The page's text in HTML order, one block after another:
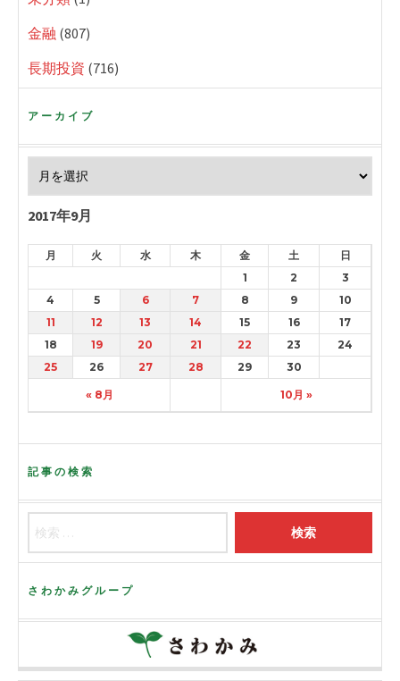
金融 (807)
長期投資 (716)
アーカイブ
2017年9月
月 火 水 木 金 土 日
« 8月 10月 »
1 2
3
4
5 6 7 8 9
10
11
12 13 14 15 16
17
18
19 20 21 22 23
24
25
26 27 28 29 30
記事の検索
さわかみグループ